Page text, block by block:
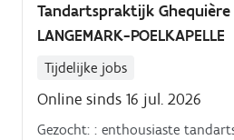
en je wordt altijd bijgestaan
steeds klaarstaan om je te
hebben een belangrijke en niet
functie Inzicht,
stressbestendigheid zijn daarom
Tandartspraktijk Ghequière
LANGEMARK-POELKAPELLE
Tijdelijke jobs
Online sinds 16 jul. 2026
Gezocht: : enthousiaste